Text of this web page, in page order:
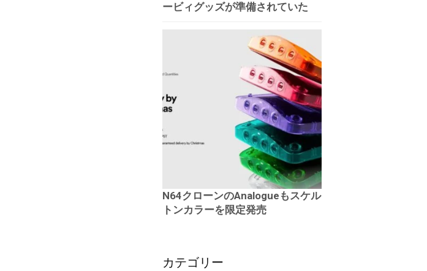
ービィグッズが準備されていた
N64クローンのAnalogueもスケル
トンカラーを限定発売
カテゴリー